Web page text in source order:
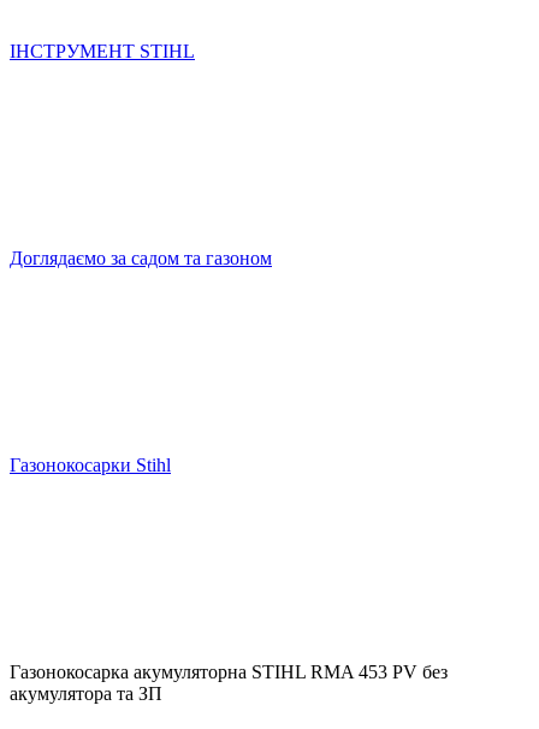
ІНСТРУМЕНТ STIHL
Доглядаємо за садом та газоном
Газонокосарки Stihl
Газонокосарка акумуляторна STIHL RMA 453 PV без
акумулятора та ЗП